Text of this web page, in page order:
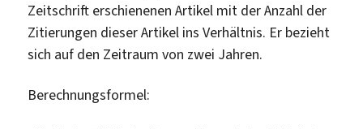
Zeitschrift erschienenen Artikel mit der Anzahl der
Zitierungen dieser Artikel ins Verhältnis. Er bezieht
sich auf den Zeitraum von zwei Jahren.
Berechnungsformel: